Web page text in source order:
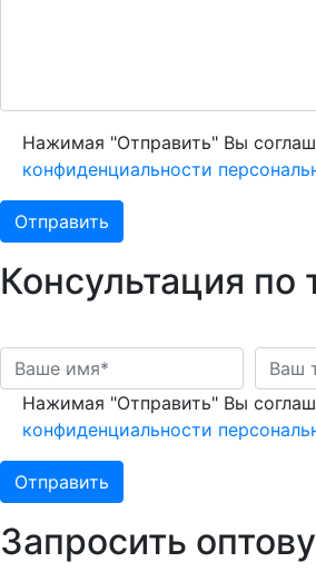
Нажимая "Отправить" Вы
конфиденциальности
Консультация по
Нажимая "Отправить" Вы
конфиденциальности
Запросить